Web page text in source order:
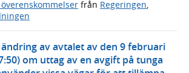
från Regeringen
av avtalet av den 9 februari
om uttag av en avgift på tunga